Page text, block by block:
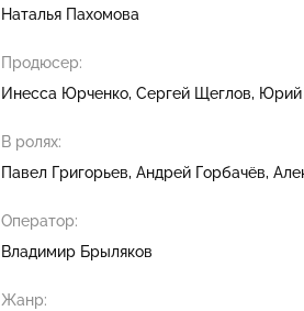
Наталья Пахомова
Продюсер:
Инесса Юрченко Сергей Щеглов
В ролях:
Павел Григорьев Андрей Горбачёв
Оператор:
Владимир Брыляков
Жанр: